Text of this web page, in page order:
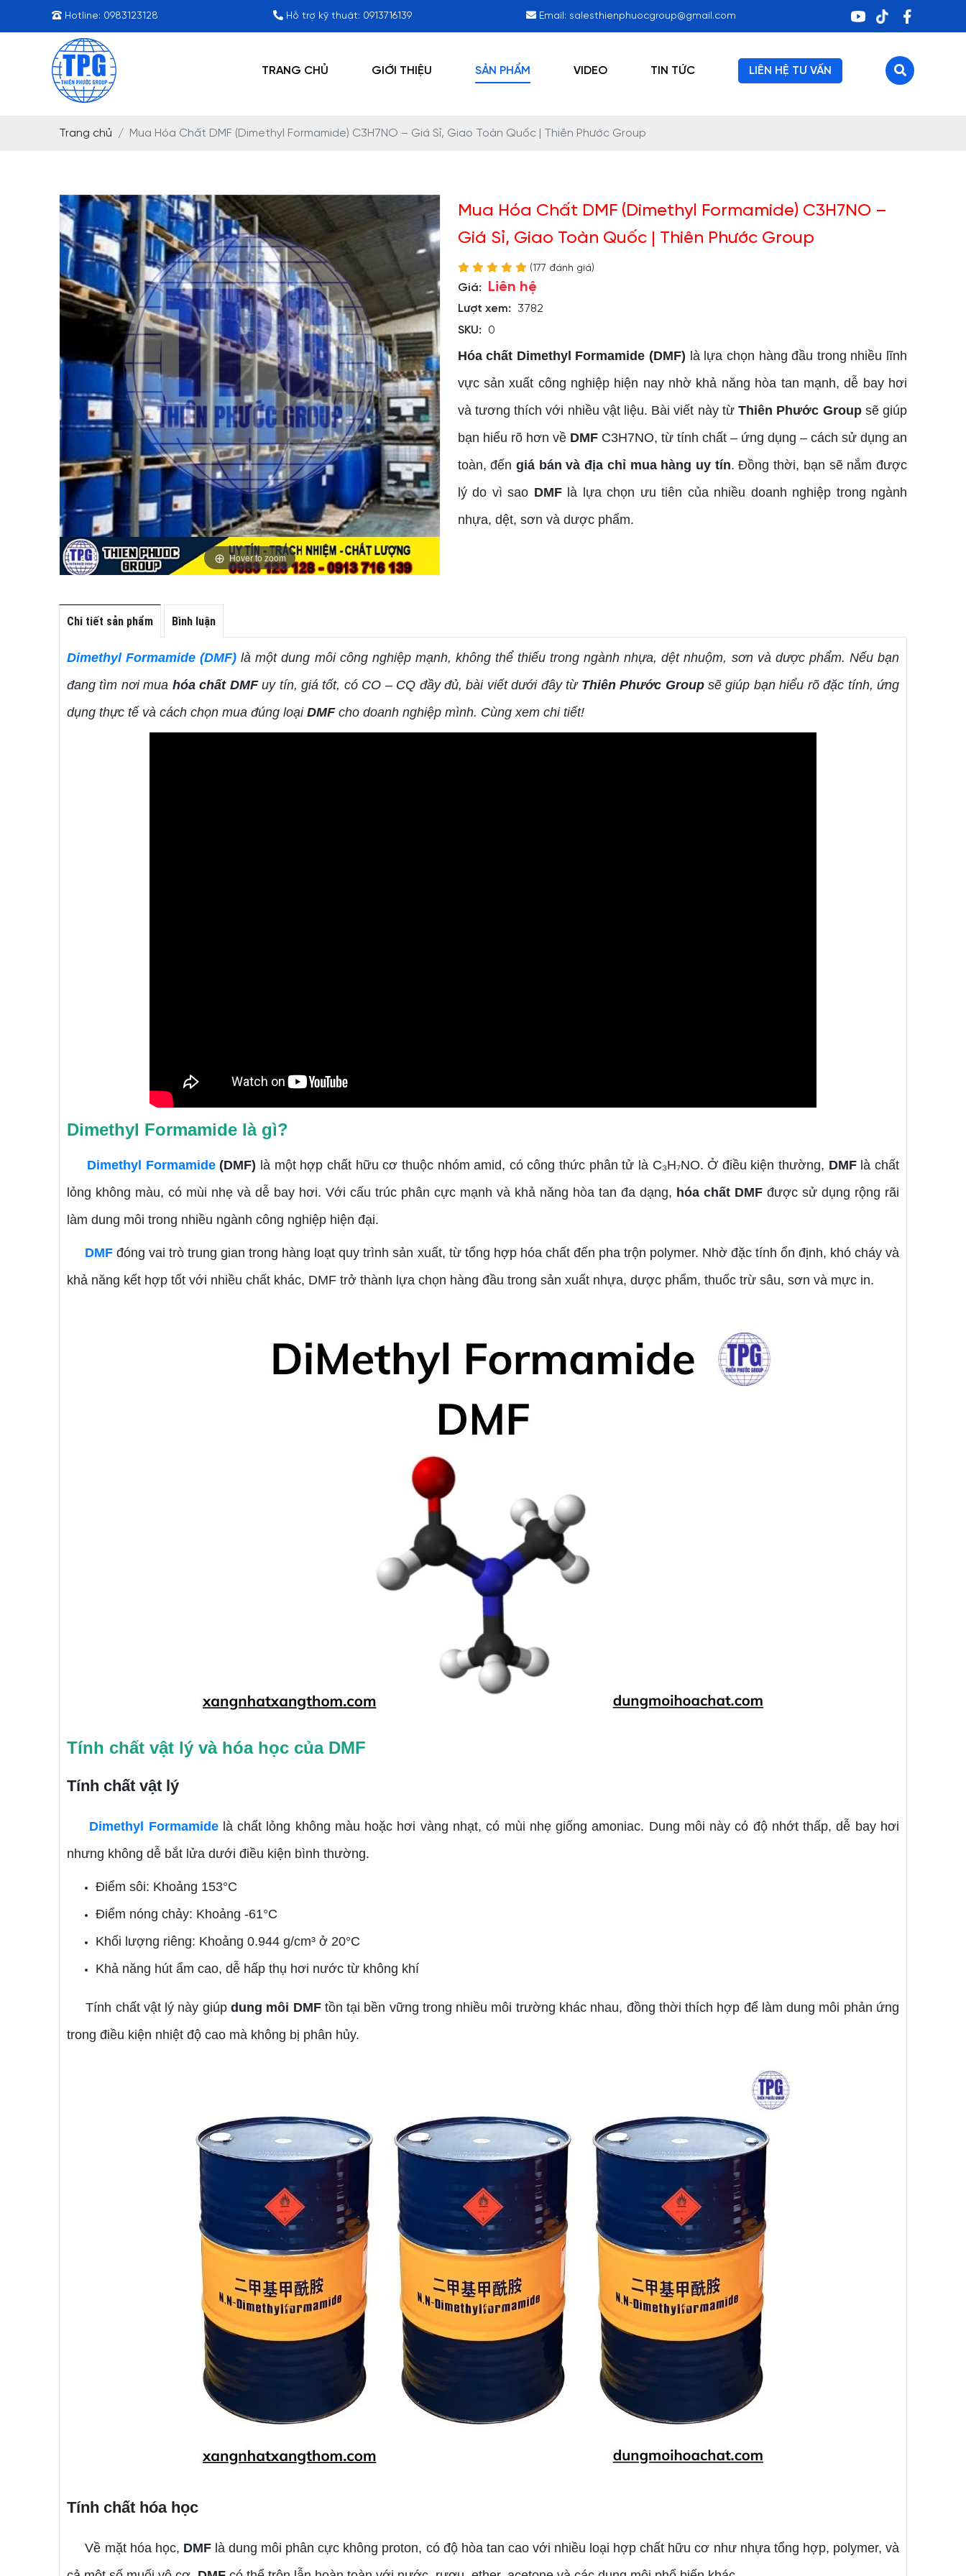
Hotline: 0983123128 Hỗ trợ kỹ thuật: 0913716139 Email: salesthienphuocgroup@gmail.com
TRANG CHỦ GIỚI THIỆU SẢN PHẨM VIDEO TIN TỨC LIÊN HỆ TƯ VẤN
Trang chủ Mua Hóa Chất DMF (Dimethyl Formamide) C3H7NO – Giá Sỉ, Giao Toàn Quốc | Thiên Phước Group
Hover to zoom
Mua Hóa Chất DMF (Dimethyl Formamide) C3H7NO –
Giá Sỉ, Giao Toàn Quốc | Thiên Phước Group
(177 đánh giá)
Giá: Liên hệ
Lượt xem:
3782
SKU: 0
Hóa chất Dimethyl Formamide (DMF) là lựa chọn hàng đầu trong nhiều lĩnh
vực sản xuất công nghiệp hiện nay nhờ khả năng hòa tan mạnh, dễ bay hơi
và tương thích với nhiều vật liệu. Bài viết này từThiên Phước Groupsẽ giúp
bạn hiểu rõ hơn về DMFC3H7NO, từ tính chất – ứng dụng – cách sử dụng an
toàn, đếngiá bán và địa chỉ mua hàng uy tín. Đồng thời, bạn sẽ nắm được
lý do vì sao DMFlà lựa chọn ưu tiên của nhiều doanh nghiệp trong ngành
nhựa, dệt, sơn và dược phẩm.
Chi tiết sản phẩm Bình luận
Dimethyl Formamide (DMF) là một dung môi công nghiệp mạnh, không thể thiếu trong ngành nhựa, dệt nhuộm, sơn và dược phẩm. Nếu bạn
đang tìm nơi mua hóa chất DMFuy tín, giá tốt, có CO – CQ đầy đủ, bài viết dưới đây từ Thiên Phước Groupsẽ giúp bạn hiểu rõ đặc tính, ứng
dụng thực tế và cách chọn mua đúng loại DMFcho doanh nghiệp mình. Cùng xem chi tiết!
Dimethyl Formamide là gì?
Dimethyl Formamide(DMF) là một hợp chất hữu cơ thuộc nhóm amid, có công thức phân tử là C₃H₇NO. Ở điều kiện thường, DMFlà chất
lỏng không màu, có mùi nhẹ và dễ bay hơi. Với cấu trúc phân cực mạnh và khả năng hòa tan đa dạng, hóa chất DMF được sử dụng rộng rãi
làm dung môi trong nhiều ngành công nghiệp hiện đại.
DMF đóng vai trò trung gian trong hàng loạt quy trình sản xuất, từ tổng hợp hóa chất đến pha trộn polymer. Nhờ đặc tính ổn định, khó cháy và
khả năng kết hợp tốt với nhiều chất khác, DMF trở thành lựa chọn hàng đầu trong sản xuất nhựa, dược phẩm, thuốc trừ sâu, sơn và mực in.
Tính chất vật lý và hóa học của DMF
Tính chất vật lý
Dimethyl Formamidelà chất lỏng không màu hoặc hơi vàng nhạt, có mùi nhẹ giống amoniac. Dung môi này có độ nhớt thấp, dễ bay hơi
nhưng không dễ bắt lửa dưới điều kiện bình thường.
Điểm sôi: Khoảng 153°C
Điểm nóng chảy: Khoảng -61°C
Khối lượng riêng: Khoảng 0.944 g/cm³ ở 20°C
Khả năng hút ẩm cao, dễ hấp thụ hơi nước từ không khí
Tính chất vật lý này giúp dung môi DMFtồn tại bền vững trong nhiều môi trường khác nhau, đồng thời thích hợp để làm dung môi phản ứng
trong điều kiện nhiệt độ cao mà không bị phân hủy.
Tính chất hóa học
Về mặt hóa học, DMFlà dung môi phân cực không proton, có độ hòa tan cao với nhiều loại hợp chất hữu cơ như nhựa tổng hợp, polymer, và